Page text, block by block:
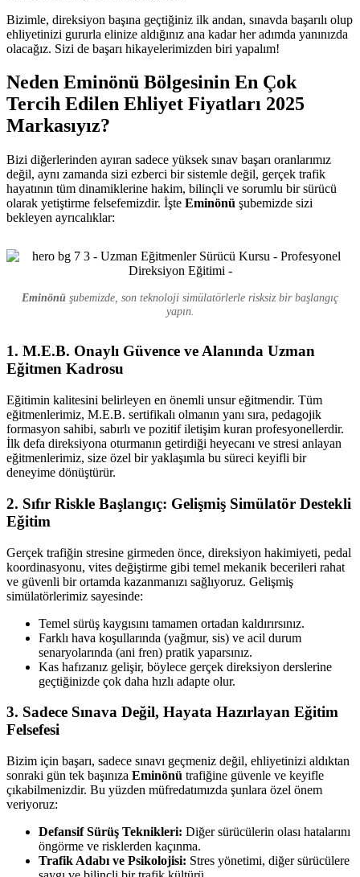
Bizimle, direksiyon başına geçtiğiniz ilk andan, sınavda başarılı olup
ehliyetinizi gururla elinize aldığınız ana kadar her adımda yanınızda
olacağız. Sizi de başarı hikayelerimizden biri yapalım!
Neden Eminönü Bölgesinin En Çok
Tercih Edilen Ehliyet Fiyatları 2025
Markasıyız?
Bizi diğerlerinden ayıran sadece yüksek sınav başarı oranlarımız
değil, aynı zamanda sizi ezberci bir sistemle değil, gerçek trafik
hayatının tüm dinamiklerine hakim, bilinçli ve sorumlu bir sürücü
olarak yetiştirme felsefemizdir. İşte Eminönü şubemizde sizi
bekleyen ayrıcalıklar:
Eminönü şubemizde, son teknoloji simülatörlerle risksiz bir başlangıç
yapın.
1. M.E.B. Onaylı Güvence ve Alanında Uzman
Eğitmen Kadrosu
Eğitimin kalitesini belirleyen en önemli unsur eğitmendir. Tüm
eğitmenlerimiz, M.E.B. sertifikalı olmanın yanı sıra, pedagojik
formasyon sahibi, sabırlı ve pozitif iletişim kuran profesyonellerdir.
İlk defa direksiyona oturmanın getirdiği heyecanı ve stresi anlayan
eğitmenlerimiz, size özel bir yaklaşımla bu süreci keyifli bir
deneyime dönüştürür.
2. Sıfır Riskle Başlangıç: Gelişmiş Simülatör Destekli
Eğitim
Gerçek trafiğin stresine girmeden önce, direksiyon hakimiyeti, pedal
koordinasyonu, vites değiştirme gibi temel mekanik becerileri rahat
ve güvenli bir ortamda kazanmanızı sağlıyoruz. Gelişmiş
simülatörlerimiz sayesinde:
Temel sürüş kaygısını tamamen ortadan kaldırırsınız.
Farklı hava koşullarında (yağmur, sis) ve acil durum
senaryolarında (ani fren) pratik yaparsınız.
Kas hafızanız gelişir, böylece gerçek direksiyon derslerine
geçtiğinizde çok daha hızlı adapte olur.
3. Sadece Sınava Değil, Hayata Hazırlayan Eğitim
Felsefesi
Bizim için başarı, sadece sınavı geçmeniz değil, ehliyetinizi aldıktan
sonraki gün tek başınıza Eminönü trafiğine güvenle ve keyifle
çıkabilmenizdir. Bu yüzden müfredatımızda şunlara özel önem
veriyoruz:
Defansif Sürüş Teknikleri: Diğer sürücülerin olası hatalarını
öngörme ve risklerden kaçınma.
Trafik Adabı ve Psikolojisi: Stres yönetimi, diğer sürücülere